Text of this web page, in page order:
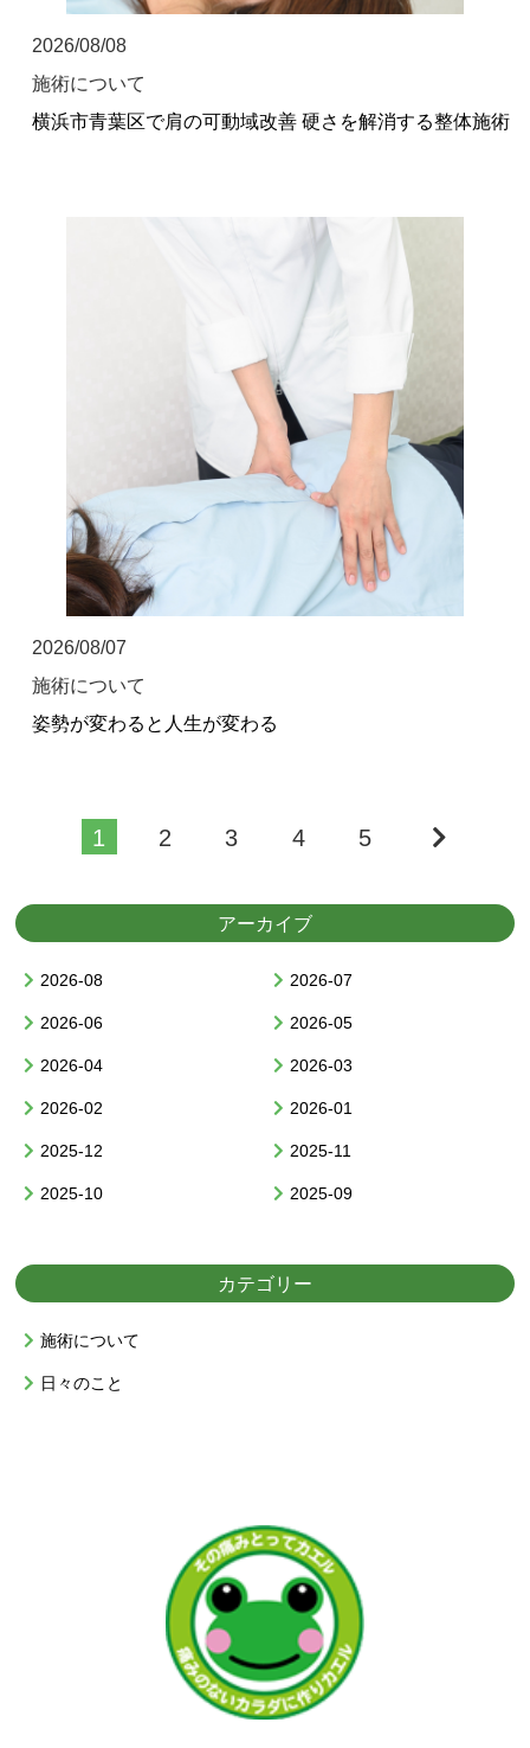
2026/08/08
施術について
横浜市青葉区で肩の可動域改善 硬さを解消する整体施術
2026/08/07
施術について
姿勢が変わると人生が変わる
1 2 3 4 5
アーカイブ
2026-08 2026-07
2026-06 2026-05
2026-04 2026-03
2026-02 2026-01
2025-12 2025-11
2025-10 2025-09
カテゴリー
施術について
日々のこと